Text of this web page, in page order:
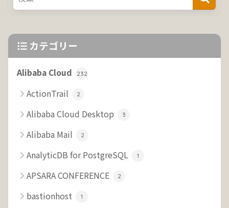
カテゴリー
Alibaba Cloud 232
ActionTrail 2
Alibaba Cloud Desktop 3
Alibaba Mail 2
AnalyticDB for PostgreSQL 1
APSARA CONFERENCE 2
bastionhost 1